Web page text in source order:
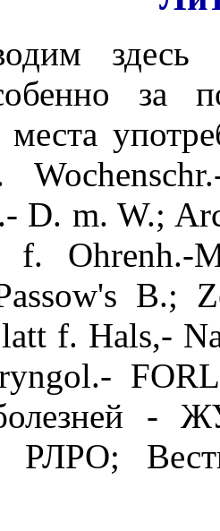
здесь
за
места
D. m. W.;
f.
В.;
f. Hals,-
-
РЛРО;